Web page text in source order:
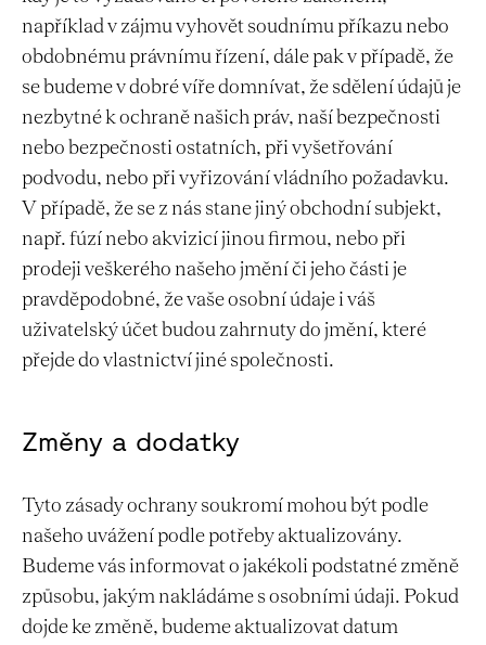
například v zájmu vyhovět soudnímu příkazu nebo
obdobnému právnímu řízení, dále pak v případě, že
se budeme v dobré víře domnívat, že sdělení údajů je
nezbytné k ochraně našich práv, naší bezpečnosti
nebo bezpečnosti ostatních, při vyšetřování
podvodu, nebo při vyřizování vládního požadavku.
V případě, že se z nás stane jiný obchodní subjekt,
např. fúzí nebo akvizicí jinou firmou, nebo při
prodeji veškerého našeho jmění či jeho části je
pravděpodobné, že vaše osobní údaje i váš
uživatelský účet budou zahrnuty do jmění, které
přejde do vlastnictví jiné společnosti.
Změny a dodatky
Tyto zásady ochrany soukromí mohou být podle
našeho uvážení podle potřeby aktualizovány.
Budeme vás informovat o jakékoli podstatné změně
způsobu, jakým nakládáme s osobními údaji. Pokud
dojde ke změně, budeme aktualizovat datum